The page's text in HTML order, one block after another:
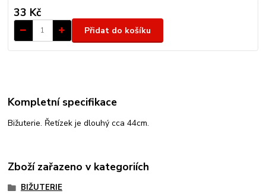
33 Kč
Přidat do košíku
Kompletní specifikace
Bižuterie. Řetízek je dlouhý cca 44cm.
Zboží zařazeno v kategoriích
BIŽUTERIE